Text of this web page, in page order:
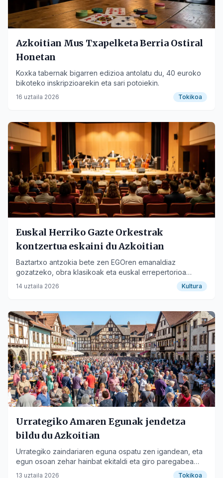
Azkoitian Mus Txapelketa Berria Ostiral
Honetan
Koxka tabernak bigarren edizioa antolatu du, 40 euroko
bikoteko inskripzioarekin eta sari potoiekin.
16 uztaila 2026 Tokikoa
Euskal Herriko Gazte Orkestrak
kontzertua eskaini du Azkoitian
Baztartxo antzokia bete zen EGOren emanaldiaz
gozatzeko, obra klasikoak eta euskal errepertorioa
uztartuz.
14 uztaila 2026 Kultura
Urrategiko Amaren Egunak jendetza
bildu du Azkoitian
Urrategiko zaindariaren eguna ospatu zen igandean, eta
egun osoan zehar hainbat ekitaldi eta giro paregabea
izan ziren.
13 uztaila 2026 Tokikoa